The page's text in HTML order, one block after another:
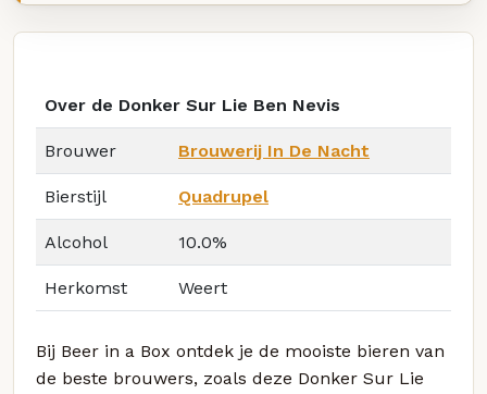
Over de Donker Sur Lie Ben Nevis
Brouwer Brouwerij In De Nacht
Bierstijl Quadrupel
Alcohol 10.0%
Herkomst Weert
Bij Beer in a Box ontdek je de mooiste bieren van
de beste brouwers, zoals deze Donker Sur Lie